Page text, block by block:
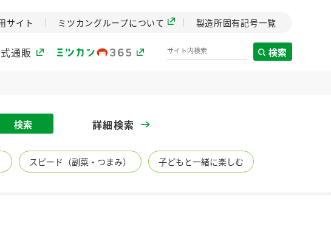
ミツカンの歴史
創業から現在までのミ
通販
サイト ミツカングループについて 製造所固有記号一覧
検索
検索 詳細検索
スピード（副菜・つまみ） 子どもと一緒に楽しむ